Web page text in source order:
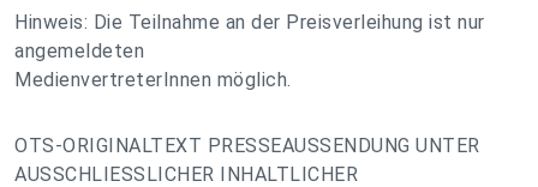
Hinweis: Die Teilnahme an der Preisverleihung ist nur
angemeldeten
MedienvertreterInnen möglich.
OTS-ORIGINALTEXT PRESSEAUSSENDUNG UNTER
AUSSCHLIESSLICHER INHALTLICHER